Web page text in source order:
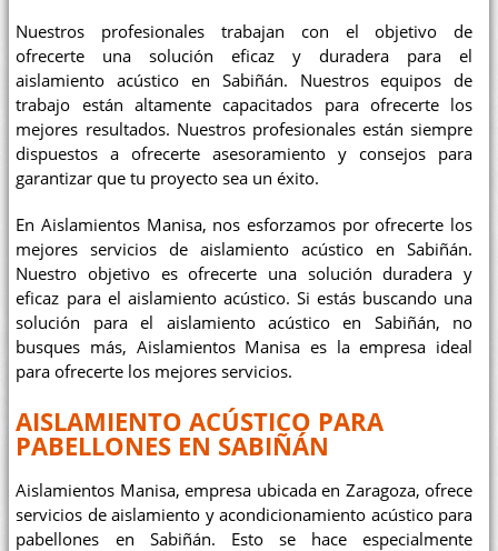
Nuestros profesionales trabajan con el objetivo de
ofrecerte una solución eficaz y duradera para el
aislamiento acústico en Sabiñán. Nuestros equipos de
trabajo están altamente capacitados para ofrecerte los
mejores resultados. Nuestros profesionales están siempre
dispuestos a ofrecerte asesoramiento y consejos para
garantizar que tu proyecto sea un éxito.
En Aislamientos Manisa, nos esforzamos por ofrecerte los
mejores servicios de aislamiento acústico en Sabiñán.
Nuestro objetivo es ofrecerte una solución duradera y
eficaz para el aislamiento acústico. Si estás buscando una
solución para el aislamiento acústico en Sabiñán, no
busques más, Aislamientos Manisa es la empresa ideal
para ofrecerte los mejores servicios.
AISLAMIENTO ACÚSTICO PARA
PABELLONES EN SABIÑÁN
Aislamientos Manisa, empresa ubicada en Zaragoza, ofrece
servicios de aislamiento y acondicionamiento acústico para
pabellones en Sabiñán. Esto se hace especialmente